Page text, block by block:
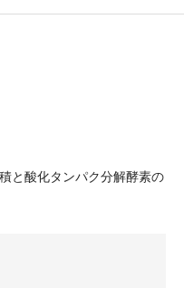
と酸化タンパク分解酵素の